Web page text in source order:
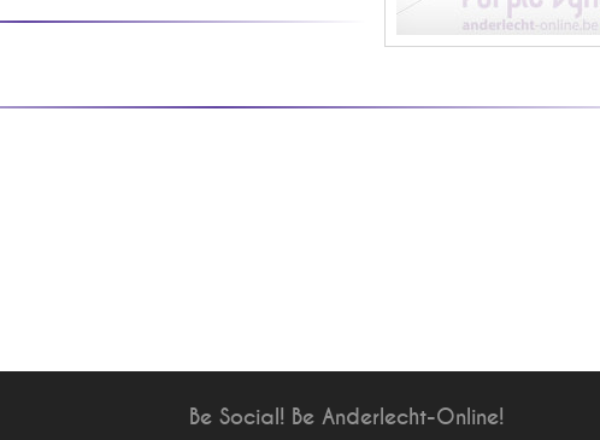
Be Social! Be Anderlecht-Online!